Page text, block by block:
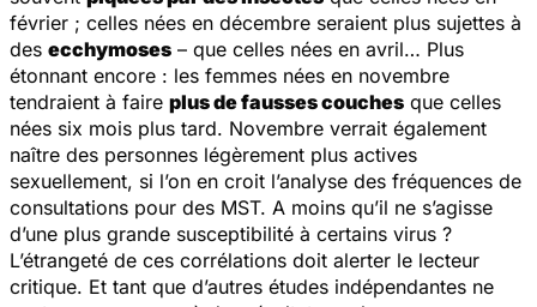
février ; celles nées en décembre seraient plus sujettes à
des ecchymoses – que celles nées en avril… Plus
étonnant encore : les femmes nées en novembre
tendraient à faire plus de fausses couches que celles
nées six mois plus tard. Novembre verrait également
naître des personnes légèrement plus actives
sexuellement, si l’on en croit l’analyse des fréquences de
consultations pour des MST. A moins qu’il ne s’agisse
d’une plus grande susceptibilité à certains virus ?
L’étrangeté de ces corrélations doit alerter le lecteur
critique. Et tant que d’autres études indépendantes ne